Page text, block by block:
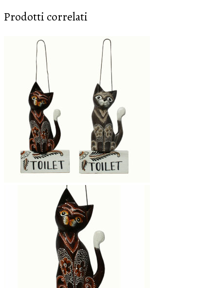
Prodotti correlati